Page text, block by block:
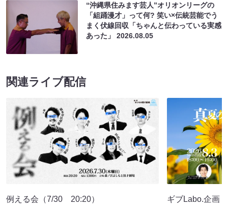
“沖縄県住みます芸人”オリオンリーグの
「組踊漫才」って何? 笑い×伝統芸能でう
まく伏線回収「ちゃんと伝わっている実感
あった」2026.08.05
関連ライブ配信
例える会（7/30 20:20）
ギブLabo.企画